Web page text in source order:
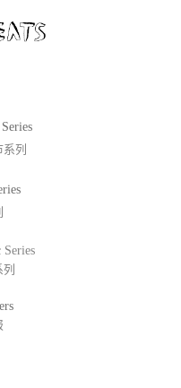
列
Series